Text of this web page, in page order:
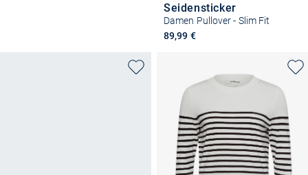
Seidensticker
Damen Pullover - Slim Fit
89,99 €